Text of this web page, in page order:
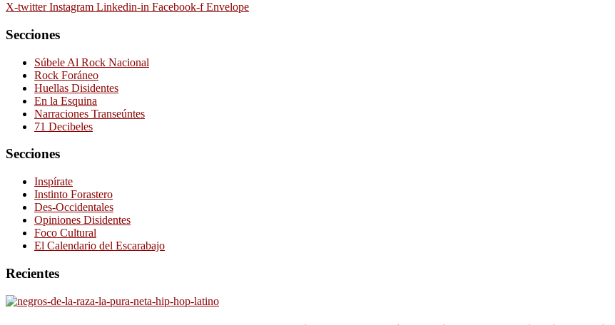
X-twitter Instagram Linkedin-in Facebook-f Envelope
Secciones
Súbele Al Rock Nacional
Rock Foráneo
Huellas Disidentes
En la Esquina
Narraciones Transeúntes
71 Decibeles
Secciones
Inspírate
Instinto Forastero
Des-Occidentales
Opiniones Disidentes
Foco Cultural
El Calendario del Escarabajo
Recientes